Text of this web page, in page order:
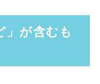
」が含むも